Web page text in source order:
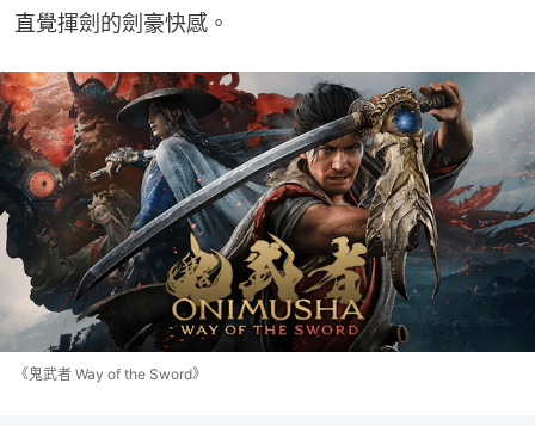
直覺揮劍的劍豪快感。
《鬼武者 Way of the Sword》